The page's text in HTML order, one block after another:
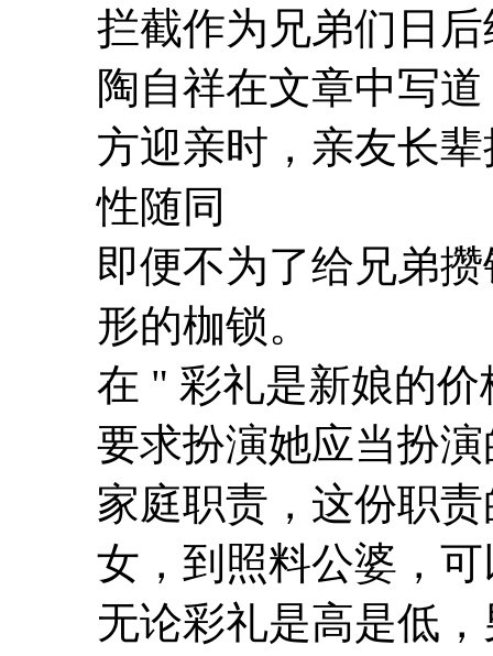
拦截作为兄弟们日
陶自祥在文章中写
方迎亲时，亲友长
性随同
即便不为了给兄弟
形的枷锁。
在 " 彩礼是新娘的
要求扮演她应当扮
家庭职责，这份职
女，到照料公婆，
无论彩礼是高是低